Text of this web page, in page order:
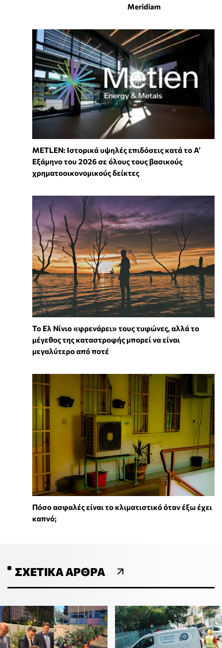
Meridiam
METLEN: Ιστορικά υψηλές επιδόσεις κατά το Α’
Εξάμηνο του 2026 σε όλους τους βασικούς
χρηματοοικονομικούς δείκτες
Το Ελ Νίνιο «φρενάρει» τους τυφώνες, αλλά το
μέγεθος της καταστροφής μπορεί να είναι
μεγαλύτερο από ποτέ
Πόσο ασφαλές είναι το κλιματιστικό όταν έξω έχει
καπνό;
ΣΧΕΤΙΚΆ ΆΡΘΡΑ